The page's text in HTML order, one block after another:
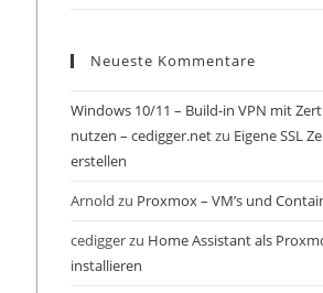
Neueste Kommentare
Windows 10/11 – Build-in VPN mit
nutzen – cedigger.netzu Eigene SSL
erstellen
Arnold zu Proxmox – VM’s und
cediggerzu Home Assistant als
installieren